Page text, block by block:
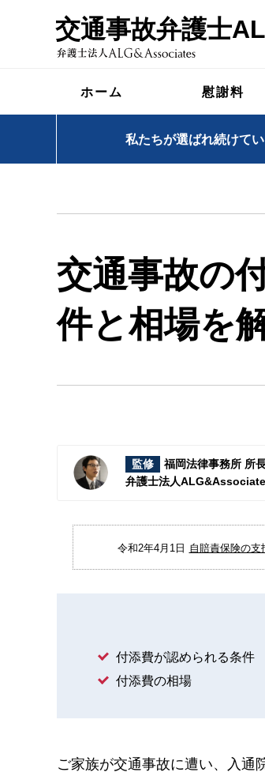
交通事故弁護士
ホーム 慰謝料
私たちが選ばれ続けて
交通事故の
件と相場を
監修
福岡法律事務所 所
弁護士法人
令和2年4月1日 自賠責保険の支
付添費が認められる条件
付添費の相場
ご家族が交通事故に遭い、入通